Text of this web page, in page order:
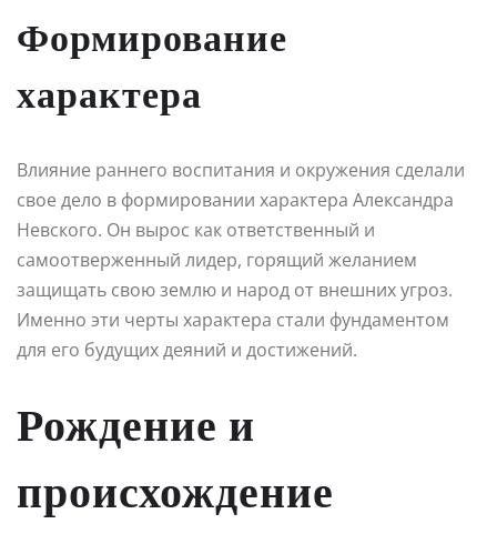
Формирование
характера
Влияние раннего воспитания и окружения сделали
свое дело в формировании характера Александра
Невского. Он вырос как ответственный и
самоотверженный лидер, горящий желанием
защищать свою землю и народ от внешних угроз.
Именно эти черты характера стали фундаментом
для его будущих деяний и достижений.
Рождение и
происхождение